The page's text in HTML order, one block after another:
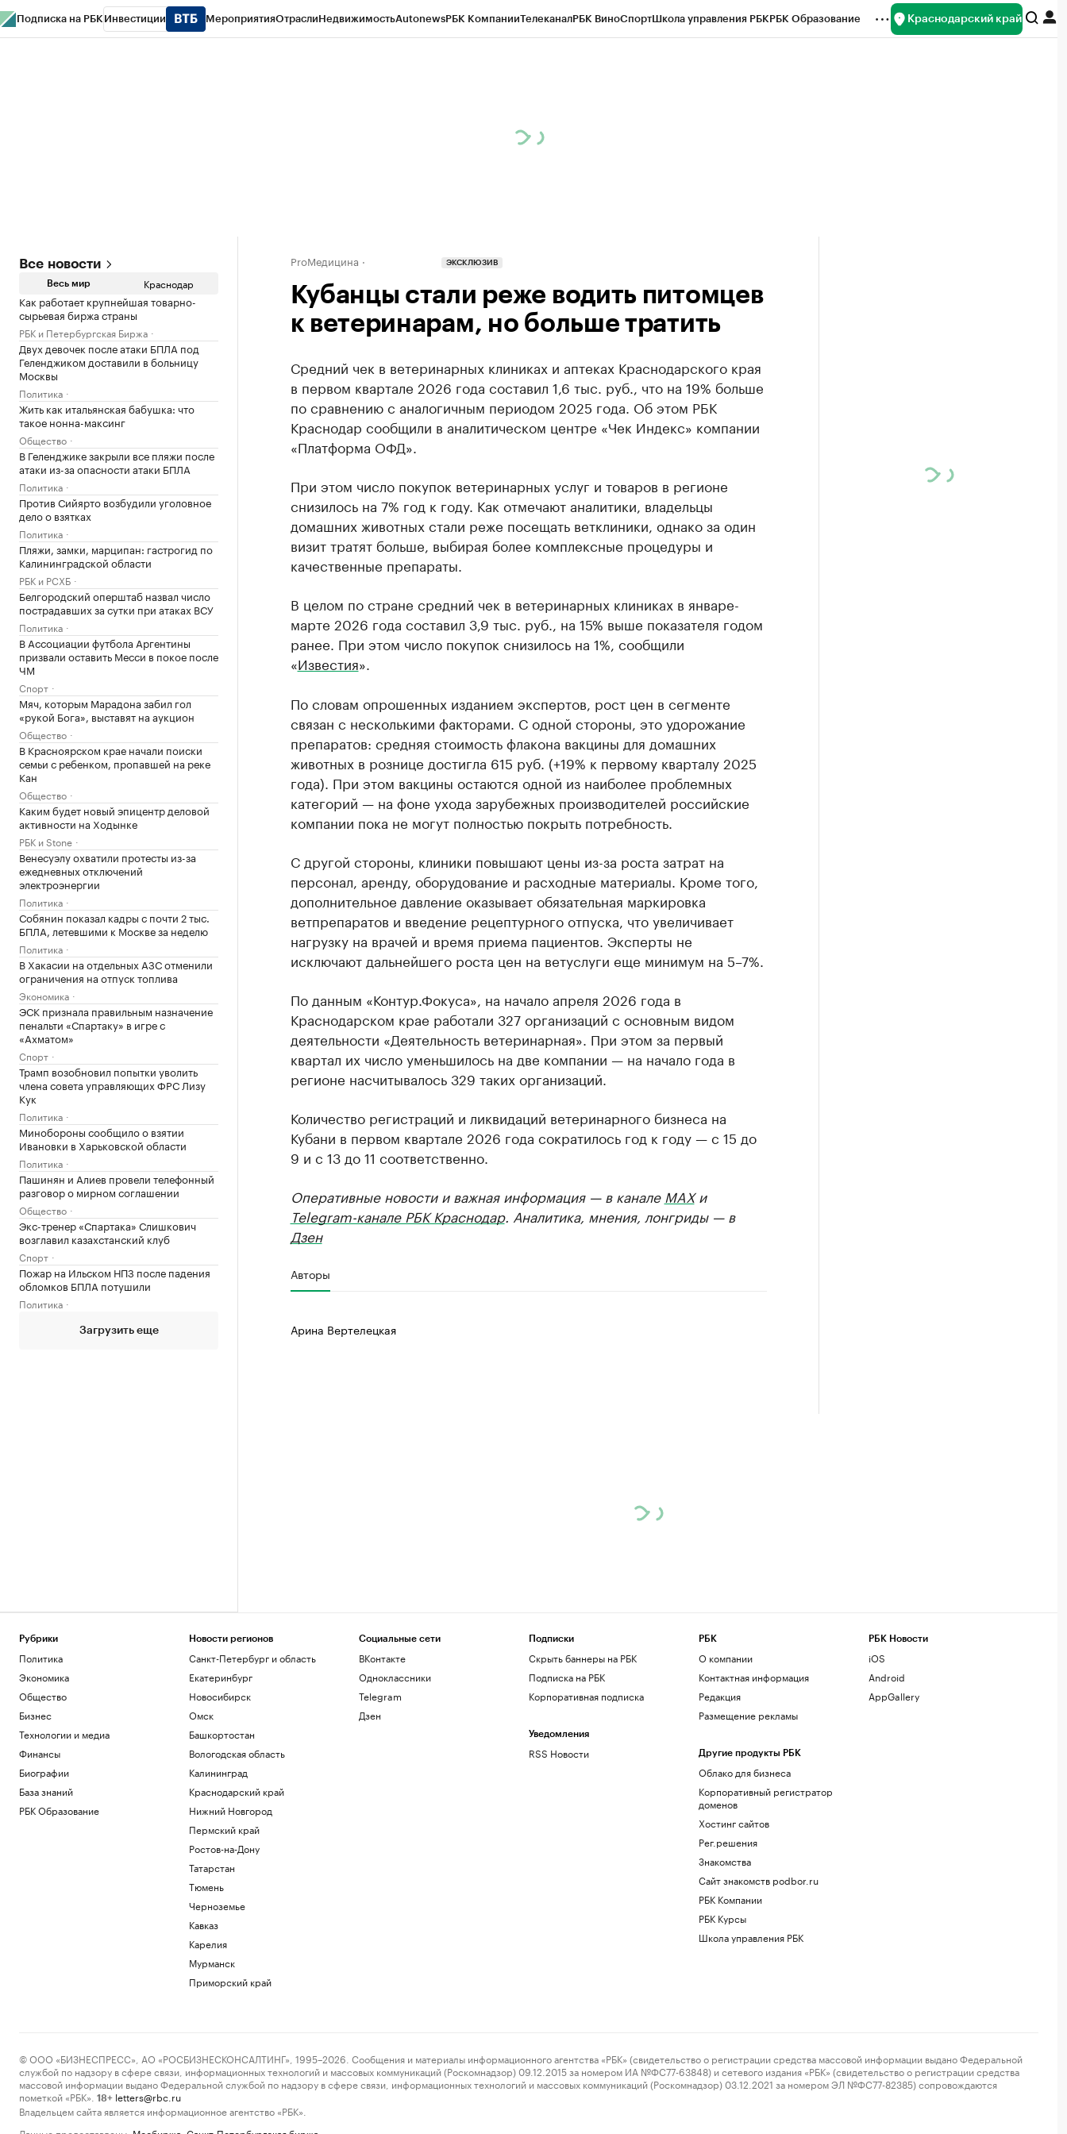
Подписка на РБК Инвестиции МероприятияОтраслиНедвижимостьAutonewsРБК КомпанииТелеканалРБК ВиноСпортШкола управления РБКРБК Образование Краснодарский край
Все новости
Весь мир Краснодар
Как работает крупнейшая товарно-
сырьевая биржа страны
РБК и Петербургская Биржа
Двух девочек после атаки БПЛА под
Геленджиком доставили в больницу
Москвы
Политика
Жить как итальянская бабушка: что
такое нонна-максинг
Общество
В Геленджике закрыли все пляжи после
атаки из-за опасности атаки БПЛА
Политика
Против Сийярто возбудили уголовное
дело о взятках
Политика
Пляжи, замки, марципан: гастрогид по
Калининградской области
РБК и РСХБ
Белгородский оперштаб назвал число
пострадавших за сутки при атаках ВСУ
Политика
В Ассоциации футбола Аргентины
призвали оставить Месси в покое после
ЧМ
Спорт
Мяч, которым Марадона забил гол
«рукой Бога», выставят на аукцион
Общество
В Красноярском крае начали поиски
семьи с ребенком, пропавшей на реке
Кан
Общество
Каким будет новый эпицентр деловой
активности на Ходынке
РБК и Stone
Венесуэлу охватили протесты из-за
ежедневных отключений
электроэнергии
Политика
Собянин показал кадры с почти 2 тыс.
БПЛА, летевшими к Москве за неделю
Политика
В Хакасии на отдельных АЗС отменили
ограничения на отпуск топлива
Экономика
ЭСК признала правильным назначение
пенальти «Спартаку» в игре с
«Ахматом»
Спорт
Трамп возобновил попытки уволить
члена совета управляющих ФРС Лизу
Кук
Политика
Минобороны сообщило о взятии
Ивановки в Харьковской области
Политика
Пашинян и Алиев провели телефонный
разговор о мирном соглашении
Общество
Экс-тренер «Спартака» Слишкович
возглавил казахстанский клуб
Спорт
Пожар на Ильском НПЗ после падения
обломков БПЛА потушили
Политика
Загрузить еще
ProМедицина ЭКСКЛЮЗИВ
Кубанцы стали реже водить питомцев
к ветеринарам, но больше тратить
Средний чек в ветеринарных клиниках и аптеках Краснодарского края
в первом квартале 2026 года составил 1,6 тыс. руб., что на 19% больше
по сравнению с аналогичным периодом 2025 года. Об этом РБК
Краснодар сообщили в аналитическом центре «Чек Индекс» компании
«Платформа ОФД».
При этом число покупок ветеринарных услуг и товаров в регионе
снизилось на 7% год к году. Как отмечают аналитики, владельцы
домашних животных стали реже посещать ветклиники, однако за один
визит тратят больше, выбирая более комплексные процедуры и
качественные препараты.
В целом по стране средний чек в ветеринарных клиниках в январе-
марте 2026 года составил 3,9 тыс. руб., на 15% выше показателя годом
ранее. При этом число покупок снизилось на 1%, сообщили
«Известия».
По словам опрошенных изданием экспертов, рост цен в сегменте
связан с несколькими факторами. С одной стороны, это удорожание
препаратов: средняя стоимость флакона вакцины для домашних
животных в рознице достигла 615 руб. (+19% к первому кварталу 2025
года). При этом вакцины остаются одной из наиболее проблемных
категорий — на фоне ухода зарубежных производителей российские
компании пока не могут полностью покрыть потребность.
С другой стороны, клиники повышают цены из-за роста затрат на
персонал, аренду, оборудование и расходные материалы. Кроме того,
дополнительное давление оказывает обязательная маркировка
ветпрепаратов и введение рецептурного отпуска, что увеличивает
нагрузку на врачей и время приема пациентов. Эксперты не
исключают дальнейшего роста цен на ветуслуги еще минимум на 5–7%.
По данным «Контур.Фокуса», на начало апреля 2026 года в
Краснодарском крае работали 327 организаций с основным видом
деятельности «Деятельность ветеринарная». При этом за первый
квартал их число уменьшилось на две компании — на начало года в
регионе насчитывалось 329 таких организаций.
Количество регистраций и ликвидаций ветеринарного бизнеса на
Кубани в первом квартале 2026 года сократилось год к году — с 15 до
9 и с 13 до 11 соответственно.
Оперативные новости и важная информация — в канале MAXи
Telegram-канале РБК Краснодар. Аналитика, мнения, лонгриды — в
Дзен
Авторы
Арина Вертелецкая
Рубрики
Политика
Экономика
Общество
Бизнес
Технологии и медиа
Финансы
Биографии
База знаний
РБК Образование
Новости регионов
Санкт-Петербург и область
Екатеринбург
Новосибирск
Омск
Башкортостан
Вологодская область
Калининград
Краснодарский край
Нижний Новгород
Пермский край
Ростов-на-Дону
Татарстан
Тюмень
Черноземье
Кавказ
Карелия
Мурманск
Приморский край
Социальные сети
ВКонтакте
Одноклассники
Telegram
Дзен
Подписки
Скрыть баннеры на РБК
Подписка на РБК
Корпоративная подписка
Уведомления
RSS Новости
РБК
О компании
Контактная информация
Редакция
Размещение рекламы
Другие продукты РБК
Облако для бизнеса
Корпоративный регистратор
доменов
Хостинг сайтов
Рег.решения
Знакомства
Сайт знакомств podbor.ru
РБК Компании
РБК Курсы
Школа управления РБК
РБК Новости
iOS
Android
AppGallery
© ООО «БИЗНЕСПРЕСС», АО «РОСБИЗНЕСКОНСАЛТИНГ», 1995–2026. Сообщения и материалы информационного агентства «РБК» (свидетельство о регистрации средства массовой информации выдано Федеральной
службой по надзору в сфере связи, информационных технологий и массовых коммуникаций (Роскомнадзор) 09.12.2015 за номером ИА №ФС77-63848) и сетевого издания «РБК» (свидетельство о регистрации средства
массовой информации выдано Федеральной службой по надзору в сфере связи, информационных технологий и массовых коммуникаций (Роскомнадзор) 03.12.2021 за номером ЭЛ №ФС77-82385) сопровождаются
пометкой «РБК».
18+ letters@rbc.ru
Владельцем сайта является информационное агентство «РБК».